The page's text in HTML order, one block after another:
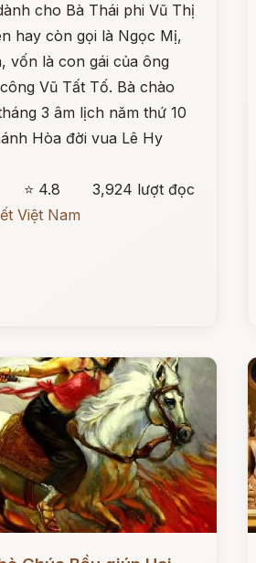
cho Bà Thái phi Vũ Thị
hay còn gọi là Ngọc Mị,
vốn là con gái của ông
Vũ Tất Tố. Bà chào
3 âm lịch năm thứ 10
Hòa đời vua Lê Hy
⭐ 4.8
3,924 lượt đọc
Việt Nam